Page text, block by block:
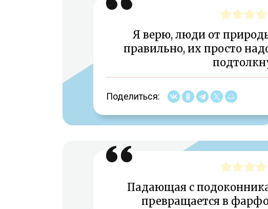
Я верю, люди от
правильно, их просто
Поделиться:
Падающая с
превращается в